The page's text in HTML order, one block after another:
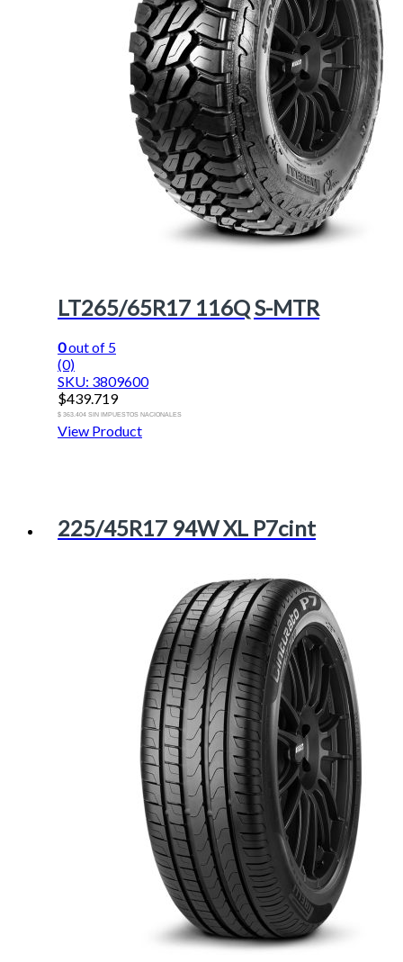
LT265/65R17 116Q S-MTR
0out of 5
(0)
SKU: 3809600
$439.719
$ 363.404 SIN IMPUESTOS NACIONALES
View Product
225/45R17 94W XL P7cint